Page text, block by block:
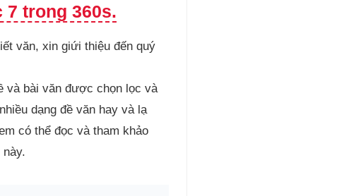
7 trong 360s.
văn, xin giứi thiệu đến quý
và bài văn được chọn lọc và
dạng đề văn hay và lạ
có thể đọc và tham khảo